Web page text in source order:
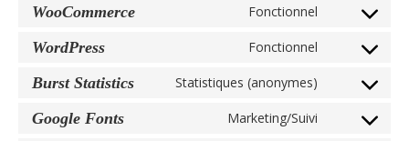
cleantalk-
protect
service
WooCommerce Fonctionnel
Consent
service
WordPress Fonctionnel
Consent
service
wordpress
Burst Statistics Statistiques (anonymes)
Consent
service
Google Fonts Marketing/Suivi
Consent